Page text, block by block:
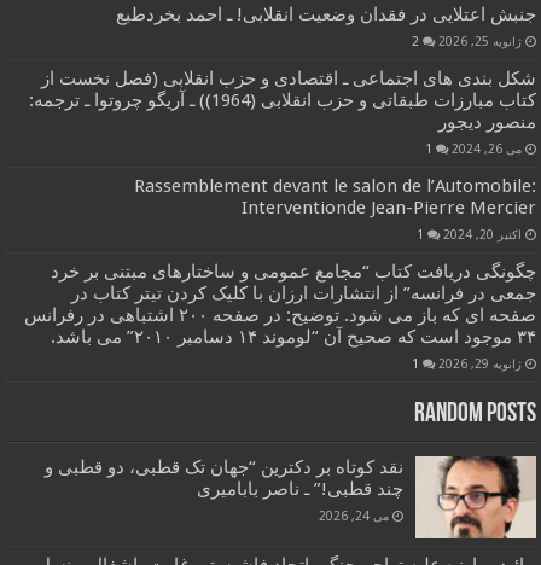
جنبش اعتلایی در فقدان وضعیت انقلابی! ـ احمد بخردطبع
ژانویه 25, 2026 2
شکل بندی های اجتماعی ـ اقتصادی و حزب انقلابی (فصل نخست از
کتاب مبارزات طبقاتی و حزب انقلابی (1964)) ـ آریگو چروتوا ـ ترجمه:
منصور دیجور
می 26, 2024 1
Rassemblement devant le salon de l’Automobile:
Interventionde Jean-Pierre Mercier
اکتبر 20, 2024 1
چگونگی دریافت کتاب “مجامع عمومی و ساختارهای مبتنی بر خرد
جمعی در فرانسه” از انتشارات ارزان با کلیک کردن تیتر کتاب در
صفحه ای که باز می شود. توضیح: در صفحه ۲۰۰ اشتباهی در رفرانس
۳۴ موجود است که صحیح آن “لوموند ۱۴ دسامبر ۲۰۱۰” می باشد.
ژانویه 29, 2026 1
Random Posts
نقد کوتاه بر دکترین “جهان تک قطبی، دو قطبی و
چند قطبی!” ـ ناصر بابامیری
می 24, 2026